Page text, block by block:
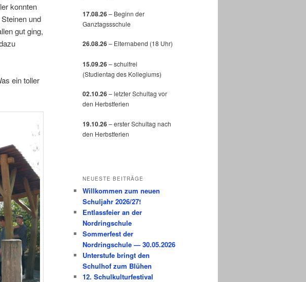
konnten
und
gut ging,
ein toller
17.08.26– Beginn der
Ganztagssschule
26.08.26– Elternabend (18 Uhr)
15.09.26– schulfrei
(Studientag des Kollegiums)
02.10.26– letzter Schultag vor
den Herbstferien
19.10.26– erster Schultag nach
den Herbstferien
NEUESTE BEITRÄGE
Willkommen zum neuen
Schuljahr 2026/27!
Entlassfeier an der
Nordringschule
Sommerfest der
Nordringschule — 30.05.2026
Unterstufe bringt den
Schulhof zum Blühen
12. Schulkulturfestival